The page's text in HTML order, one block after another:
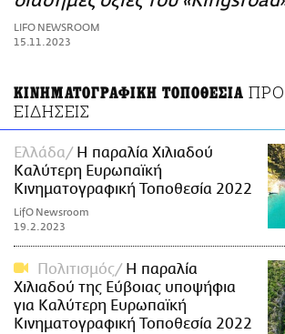
ΑΜΠΑ
PRINT
LIFO NEWSROOM
15.11.2023
ΚΙΝΗΜΑΤΟΓΡΑΦΙΚΗ ΤΟΠΟΘΕΣΙΑ
ΕΙΔΗΣΕΙΣ
Ελλάδα
Η παραλία Χιλιαδού
Καλύτερη Ευρωπαϊκή
Κινηματογραφική Τοποθεσία 2022
LifO Newsroom
19.2.2023
Πολιτισμός
Η παραλία
Χιλιαδού της Εύβοιας υποψήφια
για Καλύτερη Ευρωπαϊκή
Κινηματογραφική Τοποθεσία 2022